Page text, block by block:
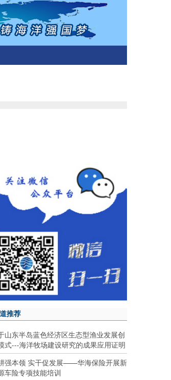
推荐
山东半岛蓝色经济区生态型渔业发展创
式---海洋牧场建设研究的成果应用证明
强本领 实干促发展——华海保险开展新
车险专项技能培训